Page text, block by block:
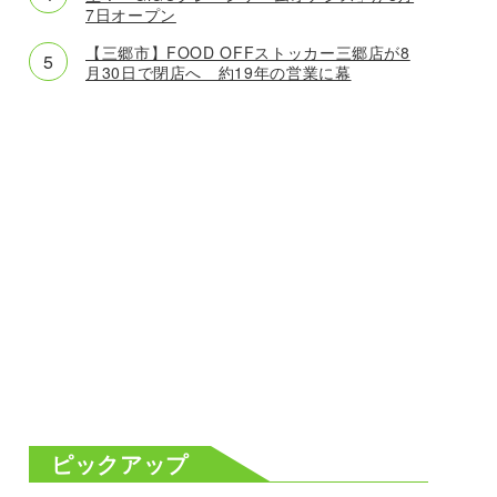
7日オープン
【三郷市】FOOD OFFストッカー三郷店が8
月30日で閉店へ 約19年の営業に幕
ピックアップ